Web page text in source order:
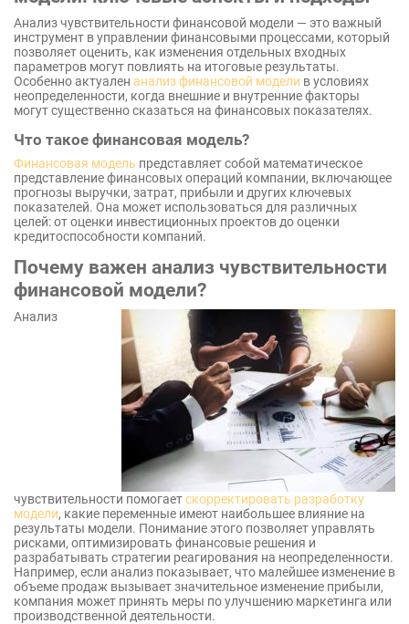
Анализ чувствительности финансовой модели — это важный
инструмент в управлении финансовыми процессами, который
позволяет оценить, как изменения отдельных входных
параметров могут повлиять на итоговые результаты.
Особенно актуален анализ финансовой модели в условиях
неопределенности, когда внешние и внутренние факторы
могут существенно сказаться на финансовых показателях.
Что такое финансовая модель?
Финансовая модель представляет собой математическое
представление финансовых операций компании, включающее
прогнозы выручки, затрат, прибыли и других ключевых
показателей. Она может использоваться для различных
целей: от оценки инвестиционных проектов до оценки
кредитоспособности компаний.
Почему важен анализ чувствительности
финансовой модели?
Анализ
чувствительности помогаетскорректировать разработку
модели, какие переменные имеют наибольшее влияние на
результаты модели. Понимание этого позволяет управлять
рисками, оптимизировать финансовые решения и
разрабатывать стратегии реагирования на неопределенности.
Например, если анализ показывает, что малейшее изменение в
объеме продаж вызывает значительное изменение прибыли,
компания может принять меры по улучшению маркетинга или
производственной деятельности.